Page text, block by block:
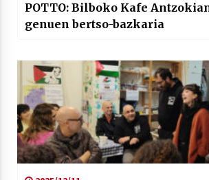
POTTO: Bilboko Kafe
genuen bertso-bazkaria